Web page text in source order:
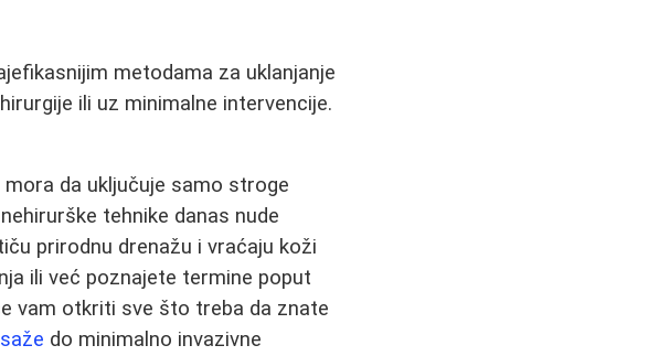
metodama za uklanjanje
ili uz minimalne intervencije.
da uključuje samo stroge
tehnike danas nude
prirodnu drenažu i vraćaju koži
ili već poznajete termine poput
vam otkriti sve što treba da znate
do minimalno invazivne